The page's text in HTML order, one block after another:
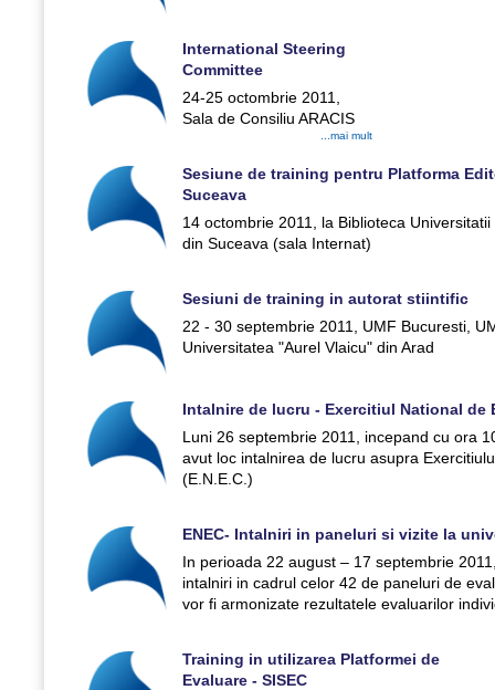
International Steering
Committee
24-25 octombrie 2011,
Sala de Consiliu ARACIS
...mai mult
Sesiune de training pentru Platforma
Suceava
14 octombrie 2011, la Biblioteca
din Suceava (sala Internat)
Sesiuni de training in autorat stiintific
22 - 30 septembrie 2011, UMF Bucuresti,
Universitatea "Aurel Vlaicu" din Arad
Intalnire de lucru - Exercitiul National de
Luni 26 septembrie 2011, incepand cu ora
avut loc intalnirea de lucru asupra
(E.N.E.C.)
ENEC- Intalniri in paneluri si vizite la
In perioada 22 august – 17 septembrie
intalniri in cadrul celor 42 de paneluri de
vor fi armonizate rezultatele evaluarilor
Training in utilizarea Platformei de
Evaluare - SISEC